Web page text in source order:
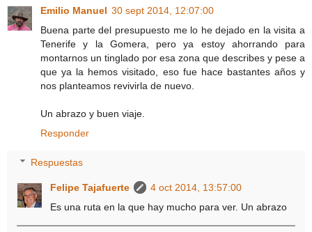
Emilio Manuel 30 sept 2014, 12:07:00
Buena parte del presupuesto me lo he dejado en la visita a
Tenerife y la Gomera, pero ya estoy ahorrando para
montarnos un tinglado por esa zona que describes y pese a
que ya la hemos visitado, eso fue hace bastantes años y
nos planteamos revivirla de nuevo.
Un abrazo y buen viaje.
Responder
Respuestas
Felipe Tajafuerte
4 oct 2014, 13:57:00
Es una ruta en la que hay mucho para ver. Un abrazo